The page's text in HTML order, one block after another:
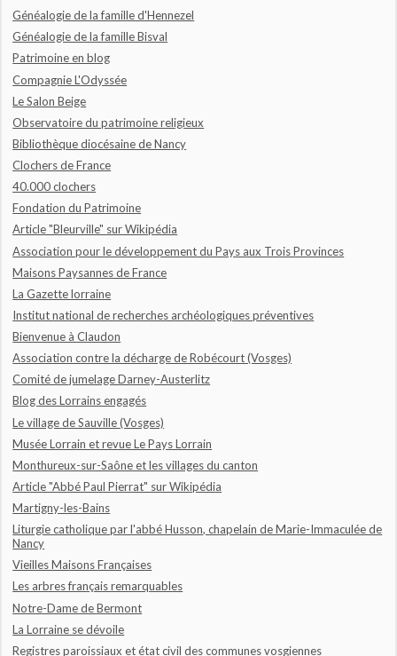
Généalogie de la famille d'Hennezel
Généalogie de la famille Bisval
Patrimoine en blog
Compagnie L'Odyssée
Le Salon Beige
Observatoire du patrimoine religieux
Bibliothèque diocésaine de Nancy
Clochers de France
40.000 clochers
Fondation du Patrimoine
Article "Bleurville" sur Wikipédia
Association pour le développement du Pays aux Trois Provinces
Maisons Paysannes de France
La Gazette lorraine
Institut national de recherches archéologiques préventives
Bienvenue à Claudon
Association contre la décharge de Robécourt (Vosges)
Comité de jumelage Darney-Austerlitz
Blog des Lorrains engagés
Le village de Sauville (Vosges)
Musée Lorrain et revue Le Pays Lorrain
Monthureux-sur-Saône et les villages du canton
Article "Abbé Paul Pierrat" sur Wikipédia
Martigny-les-Bains
Liturgie catholique par l'abbé Husson, chapelain de Marie-Immaculée de
Nancy
Vieilles Maisons Françaises
Les arbres français remarquables
Notre-Dame de Bermont
La Lorraine se dévoile
Registres paroissiaux et état civil des communes vosgiennes